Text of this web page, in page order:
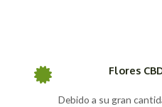
Flores
Debido a su gran